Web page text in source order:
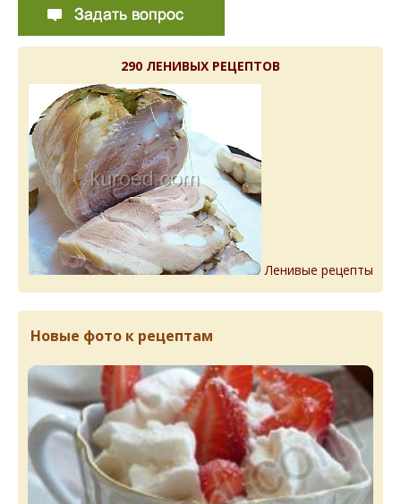
290 ЛЕНИВЫХ РЕЦЕПТОВ
Ленивые рецепты
Новые фото к рецептам